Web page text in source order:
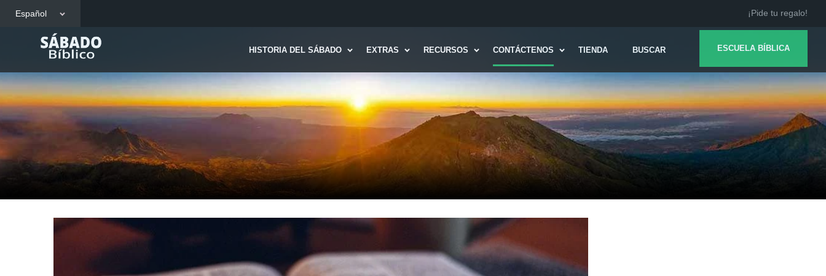
Español ¡Pide tu regalo!
HISTORIA DEL SÁBADO EXTRAS RECURSOS CONTÁCTENOS TIENDA BUSCAR ESCUELA BÍBLICA